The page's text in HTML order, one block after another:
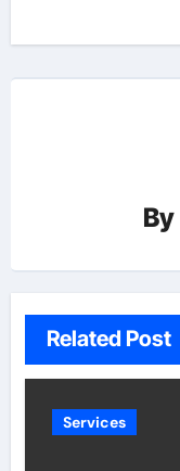
By
Related Post
Services